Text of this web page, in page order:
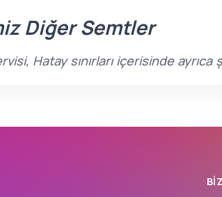
Diğer Semtler
Hatay sınırları içerisinde